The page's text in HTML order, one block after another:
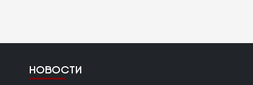
НОВОСТИ